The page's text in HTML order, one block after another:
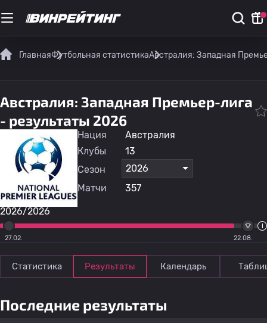
ГлавнаяФутбольная статистикаАвстралия: Западная
Австралия: Западная Премьер-лига
- результаты 2026
2026/2026
22.08.
27.02.
Нация
Австралия
Клубы
13
Сезон
2026
Матчи
357
Статистика Результаты Календарь
Последние результаты